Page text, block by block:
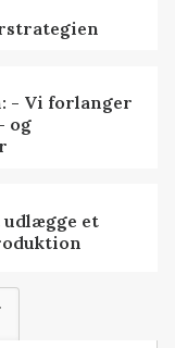
- Vi forlanger
og
udlægge et